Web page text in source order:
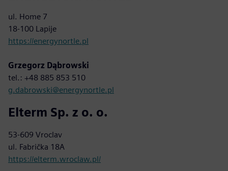
ul. Home 7
18-100 Lapije
https://energynortle.pl
Grzegorz Dąbrowski
tel.: +48 885 853 510
g.dabrowski@energynortle.pl
Elterm Sp. z o. o.
53-609 Vroclav
ul. Fabrička 18A
https://elterm.wroclaw.pl/